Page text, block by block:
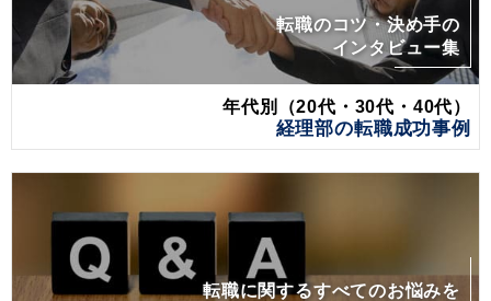
転職のコツ・決め手の
インタビュー集
年代別（20代・30代・40代）
経理部の転職成功事例
転職に関するすべてのお悩みを